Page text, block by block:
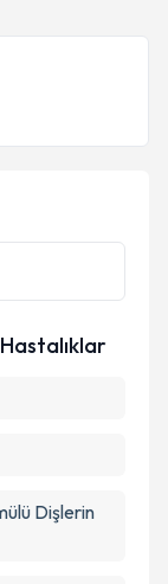
Aydınlatma
belirtilen
Dişlerin